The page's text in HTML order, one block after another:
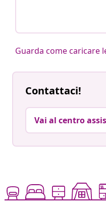
Guarda come caricare
Contattaci!
Vai al centro